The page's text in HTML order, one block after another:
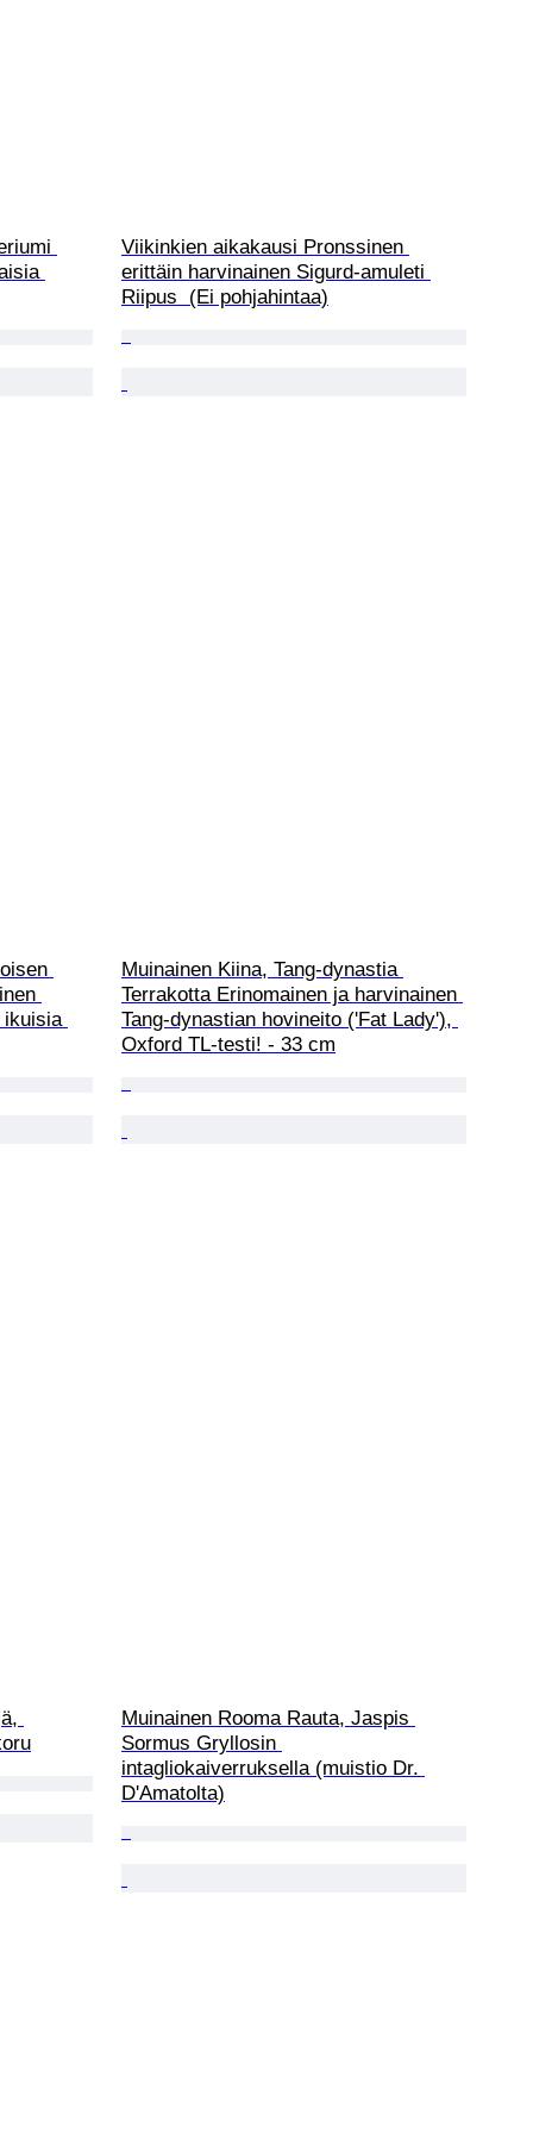
Viikinkien aikakausi Pronssinen
erittäin harvinainen Sigurd-amuleti
Riipus  (Ei pohjahintaa)
ikuisia
Muinainen Kiina, Tang-dynastia
Terrakotta Erinomainen ja harvinainen
Tang-dynastian hovineito ('Fat Lady'),
Oxford TL-testi! - 33 cm
Muinainen Rooma Rauta, Jaspis
Sormus Gryllosin
intagliokaiverruksella (muistio Dr.
D'Amatolta)